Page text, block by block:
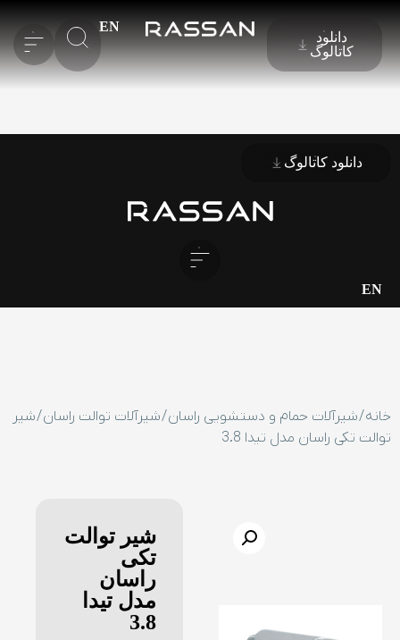
دانلود
کاتالوگ
EN
دانلود کاتالوگ
EN
خانه/شیرآلات حمام و دستشویی راسان/شیرآلات توالت راسان/ شیر
توالت تکی راسان مدل تیدا 3.8
شیر توالت
تکی
راسان
مدل تیدا
3.8